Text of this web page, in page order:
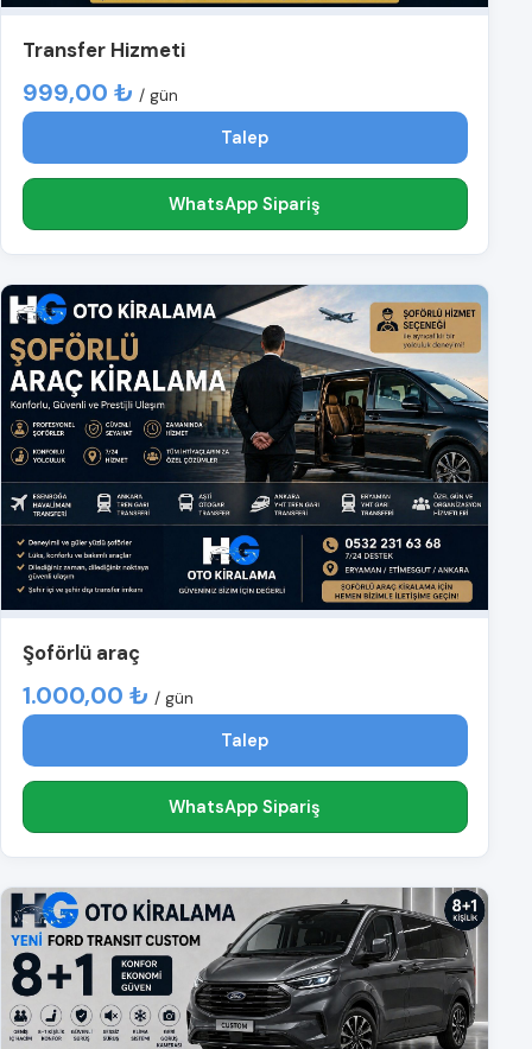
Transfer Hizmeti
999,00 ₺ / gün
Talep
WhatsApp Sipariş
Şoförlü araç
1.000,00 ₺ / gün
Talep
WhatsApp Sipariş